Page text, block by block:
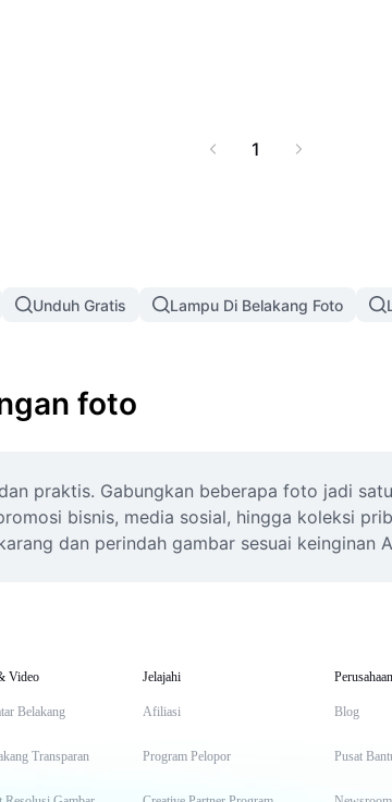
1
Unduh Gratis Lampu Di Belakang Foto
foto
praktis. Gabungkan beberapa foto jadi
bisnis, media sosial, hingga koleksi
dan perindah gambar sesuai keinginan
Video
Belakang
Transparan
Jelajahi
Afiliasi
Program Pelopor
Perusahaan
Blog
Pusat